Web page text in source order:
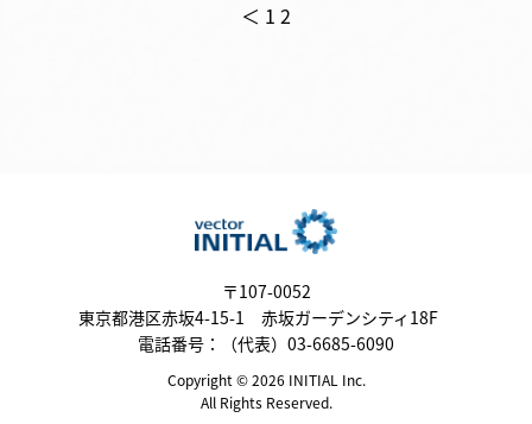
＜ 1 2
〒107-0052
東京都港区赤坂4-15-1 赤坂ガーデンシティ18F
電話番号：（代表）03-6685-6090
Copyright © 2026 INITIAL Inc.
All Rights Reserved.